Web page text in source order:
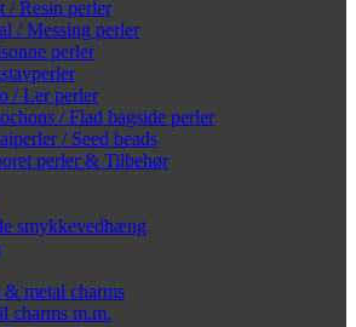
/ Resin perler
/ Messing perler
perler
/ Ler perler
/ Flad bagside perler
/ Seed beads
perler & Tilbehør
smykkevedhæng
metal charms
charms m.m.